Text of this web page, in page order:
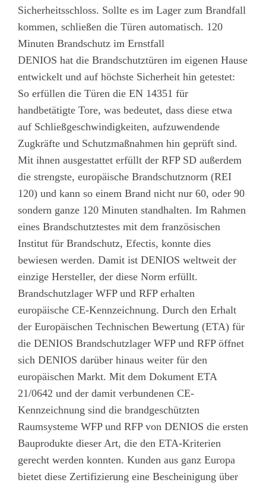
Sicherheitsschloss. Sollte es im Lager zum Brandfall
kommen, schließen die Türen automatisch. 120
Minuten Brandschutz im Ernstfall
DENIOS hat die Brandschutztüren im eigenen Hause
entwickelt und auf höchste Sicherheit hin getestet:
So erfüllen die Türen die EN 14351 für
handbetätigte Tore, was bedeutet, dass diese etwa
auf Schließgeschwindigkeiten, aufzuwendende
Zugkräfte und Schutzmaßnahmen hin geprüft sind.
Mit ihnen ausgestattet erfüllt der RFP SD außerdem
die strengste, europäische Brandschutznorm (REI
120) und kann so einem Brand nicht nur 60, oder 90
sondern ganze 120 Minuten standhalten. Im Rahmen
eines Brandschutztestes mit dem französischen
Institut für Brandschutz, Efectis, konnte dies
bewiesen werden. Damit ist DENIOS weltweit der
einzige Hersteller, der diese Norm erfüllt.
Brandschutzlager WFP und RFP erhalten
europäische CE-Kennzeichnung. Durch den Erhalt
der Europäischen Technischen Bewertung (ETA) für
die DENIOS Brandschutzlager WFP und RFP öffnet
sich DENIOS darüber hinaus weiter für den
europäischen Markt. Mit dem Dokument ETA
21/0642 und der damit verbundenen CE-
Kennzeichnung sind die brandgeschützten
Raumsysteme WFP und RFP von DENIOS die ersten
Bauprodukte dieser Art, die den ETA-Kriterien
gerecht werden konnten. Kunden aus ganz Europa
bietet diese Zertifizierung eine Bescheinigung über